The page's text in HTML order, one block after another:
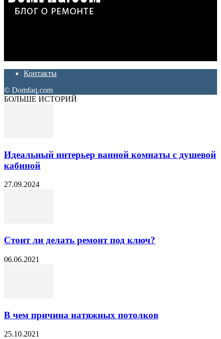
Контакты
© Domfaq.com
БОЛЬШЕ ИСТОРИЙ
Идеальный интерьер ванной комнаты с душевой
кабиной
27.09.2024
Стоит ли делать ремонт под ключ?
06.06.2021
В чем причина натяжных потолков
25.10.2021